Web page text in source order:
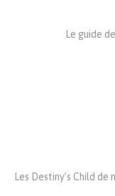
Le guide
Les Destiny’s Child